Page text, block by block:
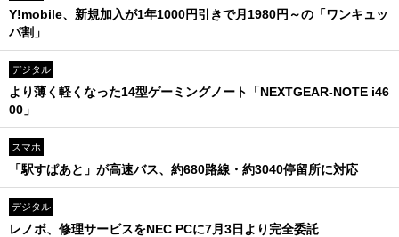
Y!mobile、新規加入が1年1000円引きで月1980円～の「ワンキュッ
パ割」
デジタル
より薄く軽くなった14型ゲーミングノート「NEXTGEAR-NOTE i46
00」
スマホ
「駅すぱあと」が高速バス、約680路線・約3040停留所に対応
デジタル
レノボ、修理サービスをNEC PCに7月3日より完全委託